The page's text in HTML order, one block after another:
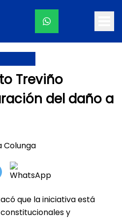
Treviño
del daño a
Colunga
que la iniciativa está
y